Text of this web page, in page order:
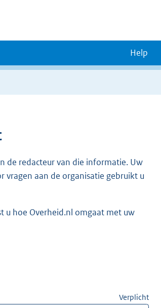
Help
de redacteur van die informatie. Uw
vragen aan de organisatie gebruikt u
u hoe Overheid.nl omgaat met uw
Verplicht